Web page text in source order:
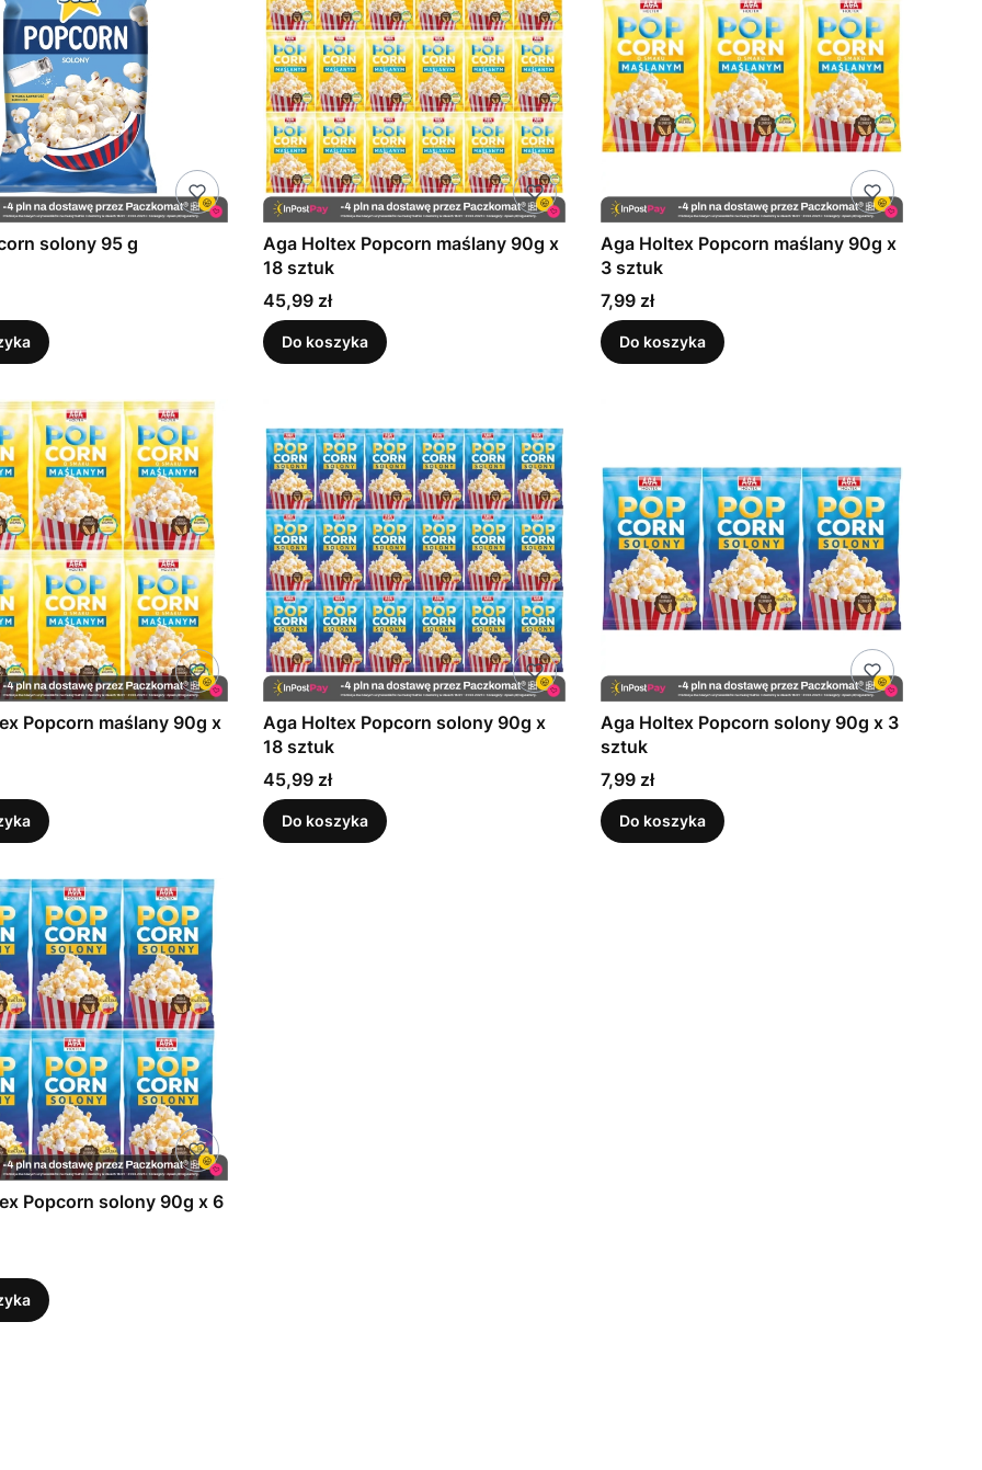
solony 95 g
Aga Holtex Popcorn maślany 90g x
18 sztuk
Cena
45,99 zł
Do koszyka
Aga Holtex Popcorn maślany 90g x
3 sztuk
Cena
7,99 zł
Do koszyka
Popcorn maślany 90g x
Aga Holtex Popcorn solony 90g x
18 sztuk
Cena
45,99 zł
Do koszyka
Aga Holtex Popcorn solony 90g x 3
sztuk
Cena
7,99 zł
Do koszyka
Popcorn solony 90g x 6